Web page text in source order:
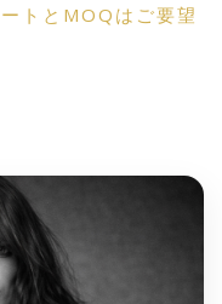
トとMOQはご要望